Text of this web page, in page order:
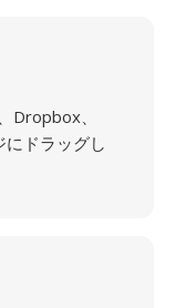
Dropbox、
ドラッグし